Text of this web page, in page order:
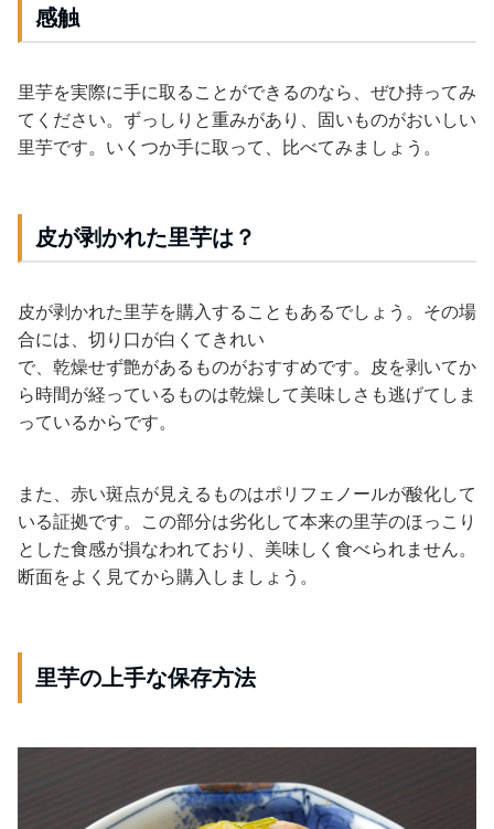
感触
里芋を実際に手に取ることができるのなら、ぜひ持ってみ
てください。ずっしりと重みがあり、固いものがおいしい
里芋です。いくつか手に取って、比べてみましょう。
皮が剥かれた里芋は？
皮が剥かれた里芋を購入することもあるでしょう。その場
合には、切り口が白くてきれい
で、乾燥せず艶があるものがおすすめです。皮を剥いてか
ら時間が経っているものは乾燥して美味しさも逃げてしま
っているからです。
また、赤い斑点が見えるものはポリフェノールが酸化して
いる証拠です。この部分は劣化して本来の里芋のほっこり
とした食感が損なわれており、美味しく食べられません。
断面をよく見てから購入しましょう。
里芋の上手な保存方法